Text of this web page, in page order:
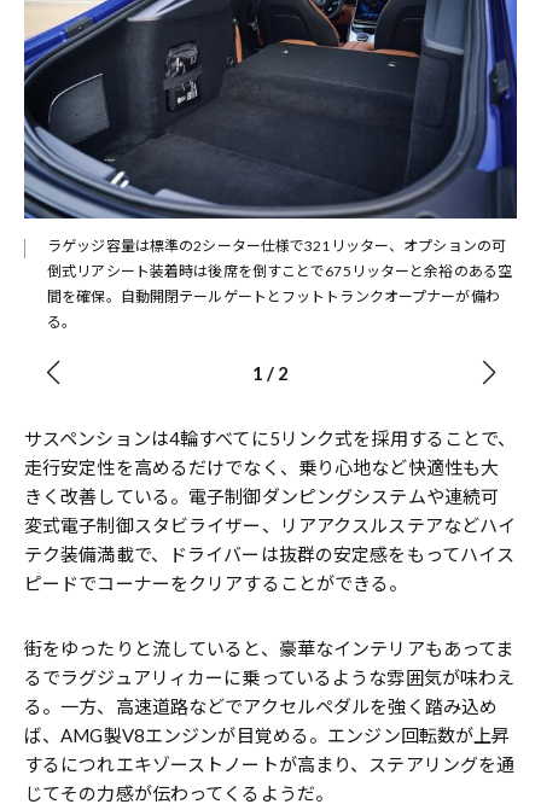
ラゲッジ容量は標準の2シーター仕様で321リッター、オプションの可
倒式リアシート装着時は後席を倒すことで675リッターと余裕のある空
間を確保。自動開閉テールゲートとフットトランクオープナーが備わ
る。
1 / 2
サスペンションは4輪すべてに5リンク式を採用することで、
走行安定性を高めるだけでなく、乗り心地など快適性も大
きく改善している。電子制御ダンピングシステムや連続可
変式電子制御スタビライザー、リアアクスルステアなどハイ
テク装備満載で、ドライバーは抜群の安定感をもってハイス
ピードでコーナーをクリアすることができる。
街をゆったりと流していると、豪華なインテリアもあってま
るでラグジュアリィカーに乗っているような雰囲気が味わえ
る。一方、高速道路などでアクセルペダルを強く踏み込め
ば、AMG製V8エンジンが目覚める。エンジン回転数が上昇
するにつれエキゾーストノートが高まり、ステアリングを通
じてその力感が伝わってくるようだ。